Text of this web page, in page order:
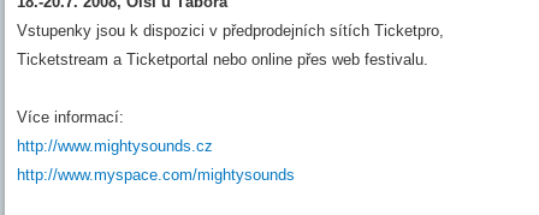
Vstupenky jsou k dispozici v předprodejních sítích Ticketpro,
Ticketstream a Ticketportal nebo online přes web festivalu.
Více informací:
http://www.mightysounds.cz
http://www.myspace.com/mightysounds